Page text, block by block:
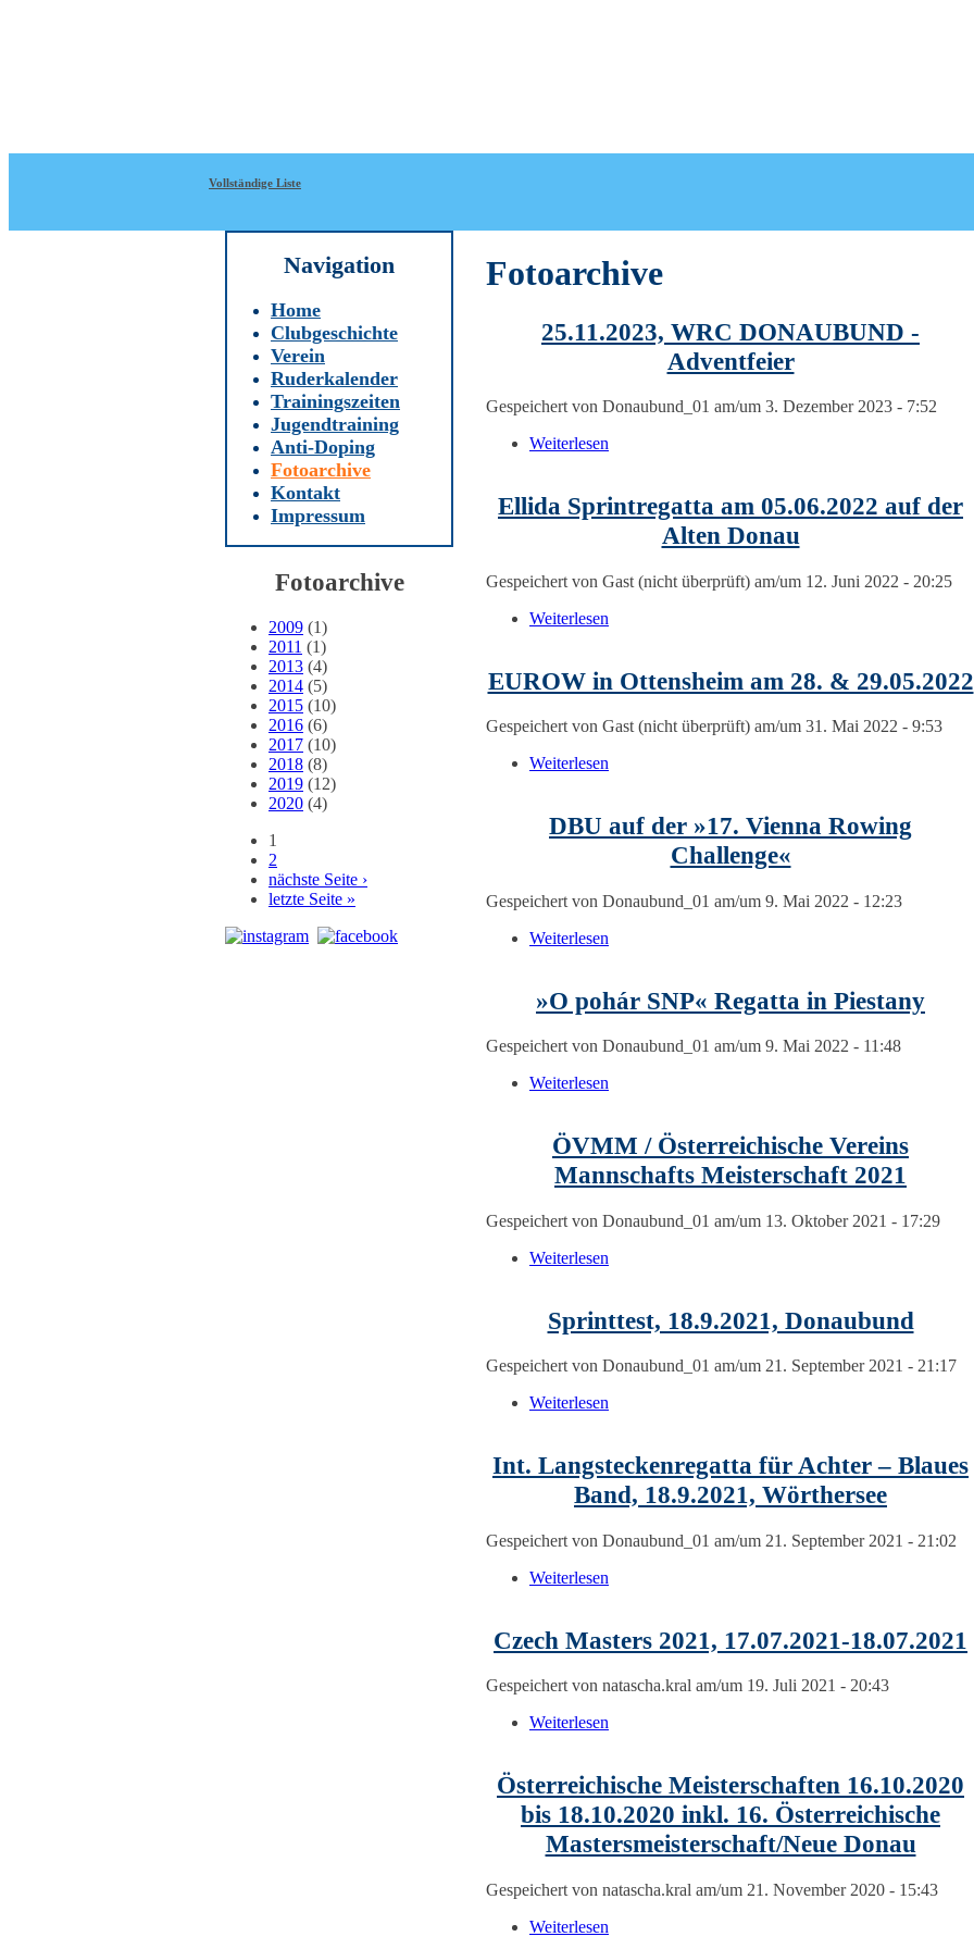
Vollständige Liste
Navigation
Home
Clubgeschichte
Verein
Ruderkalender
Trainingszeiten
Jugendtraining
Anti-Doping
Fotoarchive
Kontakt
Impressum
Fotoarchive
2009 (1)
2011 (1)
2013 (4)
2014 (5)
2015 (10)
2016 (6)
2017 (10)
2018 (8)
2019 (12)
2020 (4)
Seiten
1
2
nächste Seite ›
letzte Seite »
Fotoarchive
25.11.2023, WRC DONAUBUND -
Adventfeier
Gespeichert von Donaubund_01 am/um 3. Dezember 2023 - 7:52
Weiterlesen
Ellida Sprintregatta am 05.06.2022 auf der
Alten Donau
Gespeichert von Gast (nicht überprüft) am/um 12. Juni 2022 - 20:25
Weiterlesen
EUROW in Ottensheim am 28. & 29.05.2022
Gespeichert von Gast (nicht überprüft) am/um 31. Mai 2022 - 9:53
Weiterlesen
DBU auf der »17. Vienna Rowing
Challenge«
Gespeichert von Donaubund_01 am/um 9. Mai 2022 - 12:23
Weiterlesen
»O pohár SNP« Regatta in Piestany
Gespeichert von Donaubund_01 am/um 9. Mai 2022 - 11:48
Weiterlesen
ÖVMM / Österreichische Vereins
Mannschafts Meisterschaft 2021
Gespeichert von Donaubund_01 am/um 13. Oktober 2021 - 17:29
Weiterlesen
Sprinttest, 18.9.2021, Donaubund
Gespeichert von Donaubund_01 am/um 21. September 2021 - 21:17
Weiterlesen
Int. Langsteckenregatta für Achter – Blaues
Band, 18.9.2021, Wörthersee
Gespeichert von Donaubund_01 am/um 21. September 2021 - 21:02
Weiterlesen
Czech Masters 2021, 17.07.2021-18.07.2021
Gespeichert von natascha.kral am/um 19. Juli 2021 - 20:43
Weiterlesen
Österreichische Meisterschaften 16.10.2020
bis 18.10.2020 inkl. 16. Österreichische
Mastersmeisterschaft/Neue Donau
Gespeichert von natascha.kral am/um 21. November 2020 - 15:43
Weiterlesen